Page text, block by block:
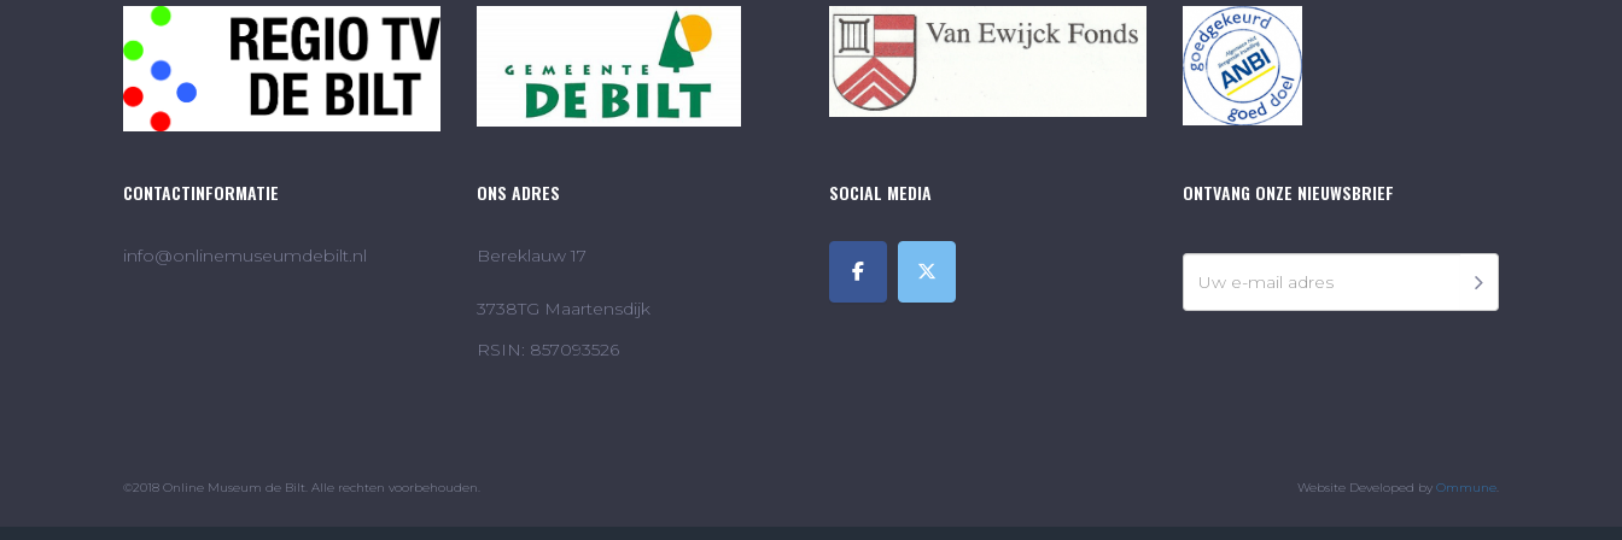
CONTACTINFORMATIE
info@onlinemuseumdebilt.nl
ONS ADRES
Bereklauw 17
3738TG Maartensdijk
RSIN: 857093526
SOCIAL MEDIA ONTVANG ONZE NIEUWSBRIEF
©2018 Online Museum de Bilt. Alle rechten voorbehouden. Website Developed by Ommune